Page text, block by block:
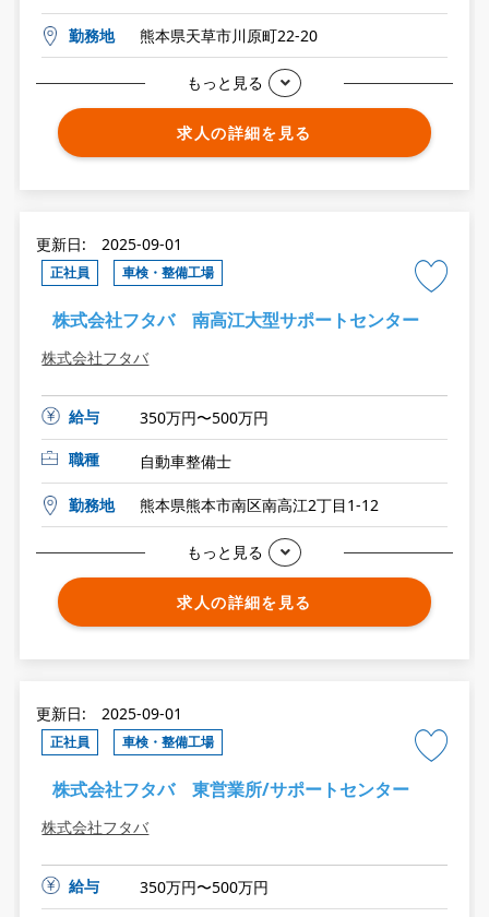
勤務地 熊本県天草市川原町22-20
もっと見る
求人の詳細を見る
更新日: 2025-09-01
正社員 車検・整備工場
株式会社フタバ 南高江大型サポートセンター
株式会社フタバ
給与
350万円〜500万円
職種
自動車整備士
勤務地 熊本県熊本市南区南高江2丁目1-12
もっと見る
求人の詳細を見る
更新日: 2025-09-01
正社員 車検・整備工場
株式会社フタバ 東営業所/サポートセンター
株式会社フタバ
給与
350万円〜500万円